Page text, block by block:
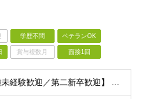
学歴不問 ベテランOK
賞与複数月 面接1回
【学歴不問／業種未経験歓迎／第二新卒歓迎】 ■IT・システムエンジニアの実務経験をお持ちの方※工程や使用言語、経験年数は不問 ◎転職回数は不問 ＼下記のような方にオススメ／ ・安定した収入を得たい方